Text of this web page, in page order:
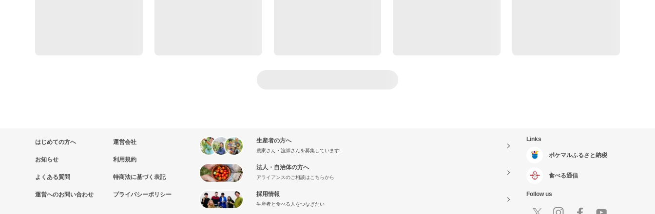
はじめての方へ
お知らせ
よくある質問
運営へのお問い合わせ
運営会社
利用規約
特商法に基づく表記
プライバシーポリシー
生産者の方へ
農家さん・漁師さんを募集しています!
法人・自治体の方へ
アライアンスのご相談はこちらから
採用情報
生産者と食べる人をつなぎたい
Links
ポケマルふるさと納税
食べる通信
Follow us